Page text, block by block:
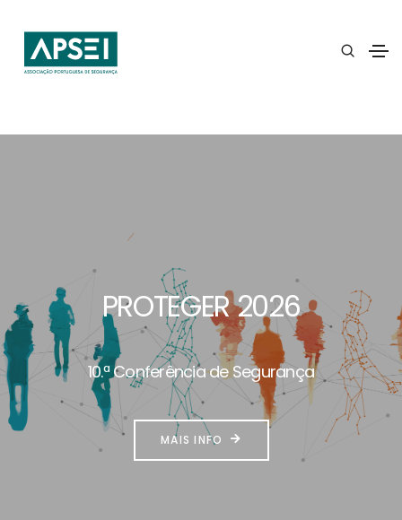
PROTEGER 2026
10.ª Conferência de Segurança
MAIS INFO